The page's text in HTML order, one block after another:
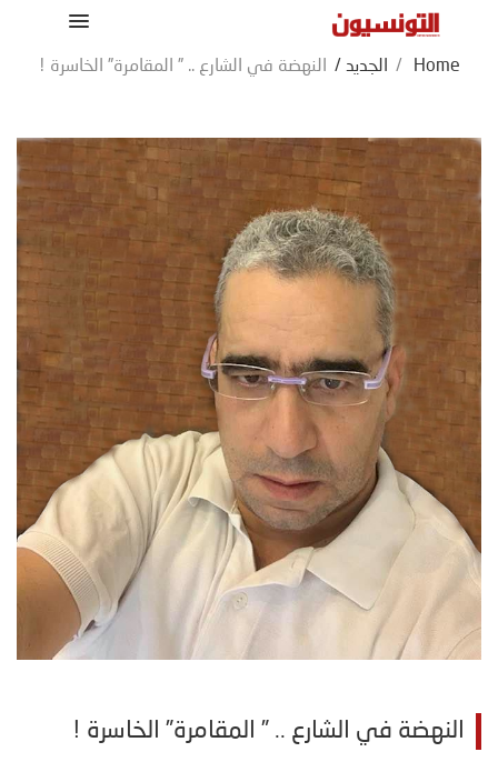
Home
/ الجديد / النهضة في الشارع .. ” المقامرة” الخاسرة !
النهضة في الشارع .. ” المقامرة” الخاسرة !